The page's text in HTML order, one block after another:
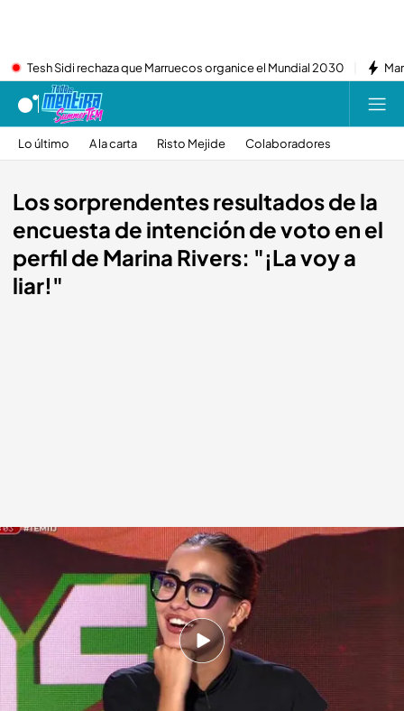
Tesh Sidi rechaza que Marruecos organice el Mundial 2030
Lo último A la carta Risto Mejide Colaboradores
Los sorprendentes resultados de la
encuesta de intención de voto en el
perfil de Marina Rivers: "¡La voy a
liar!"
Marina Rivers, autora de la encuesta de intención de voto de sus
'Todo es mentira'
Alba de la Orden
Madrid, 11 JUL 2025 - 18:29h.
El equipo de 'Todo es mentira' quiere
comprobar si el desplome del PSOE en la